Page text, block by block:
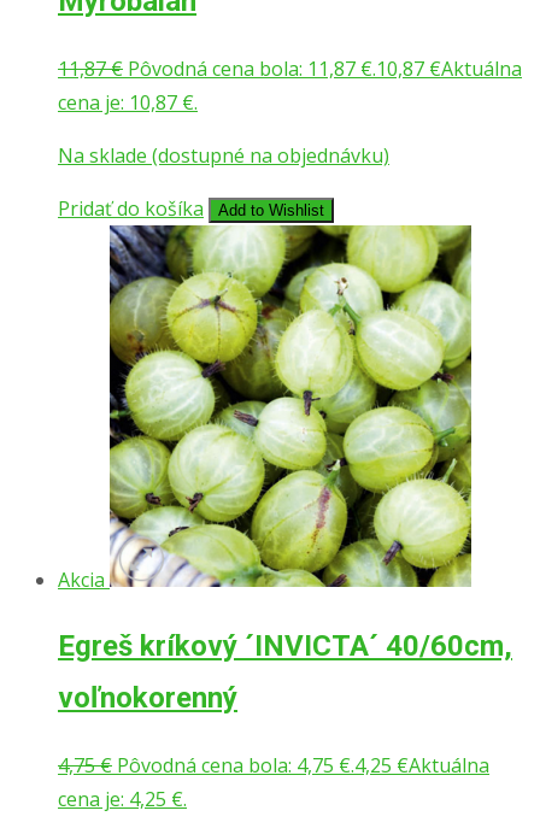
11,87€ Pôvodná cena bola: 11,87 €.10,87 €Aktuálna
cena je: 10,87 €.
Na sklade (dostupné na objednávku)
Pridať do košíka
Add to Wishlist
Akcia
Egreš kríkový ´INVICTA´ 40/60cm,
voľnokorenný
4,75€ Pôvodná cena bola: 4,75 €.4,25 €Aktuálna
cena je: 4,25 €.